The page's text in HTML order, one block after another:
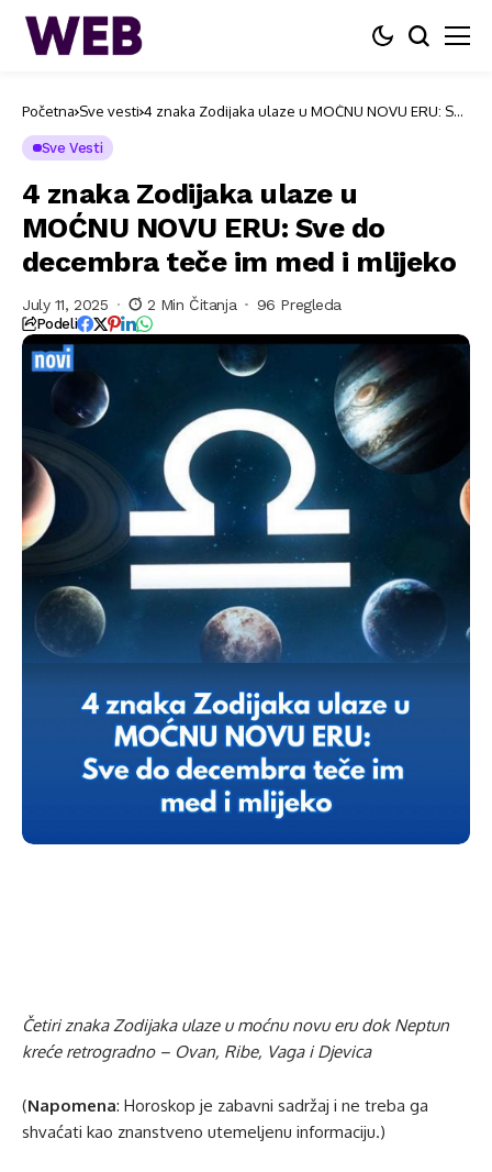
Početna Sve vesti 4 znaka Zodijaka ulaze u MOĆNU NOVU ERU: Sve
Sve Vesti
4 znaka Zodijaka ulaze u
MOĆNU NOVU ERU: Sve do
decembra teče im med i mlijeko
July 11, 2025 2 Min Čitanja 96 Pregleda
Podeli
Četiri znaka Zodijaka ulaze u moćnu novu eru dok Neptun
kreće retrogradno – Ovan, Ribe, Vaga i Djevica
(Napomena: Horoskop je zabavni sadržaj i ne treba ga
shvaćati kao znanstveno utemeljenu informaciju.)